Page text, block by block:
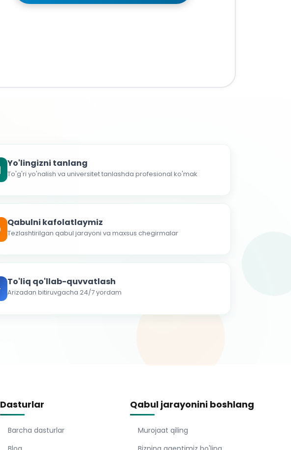
Yo'lingizni tanlang
To'g'ri yo'nalish va universitet tanlashda profesional ko'mak
Qabulni kafolatlaymiz
Tezlashtirilgan qabul jarayoni va maxsus chegirmalar
To'liq qo'llab-quvvatlash
Arizadan bitiruvgacha 24/7 yordam
Dasturlar
Barcha dasturlar
Qabul jarayonini boshlang
Murojaat qiling